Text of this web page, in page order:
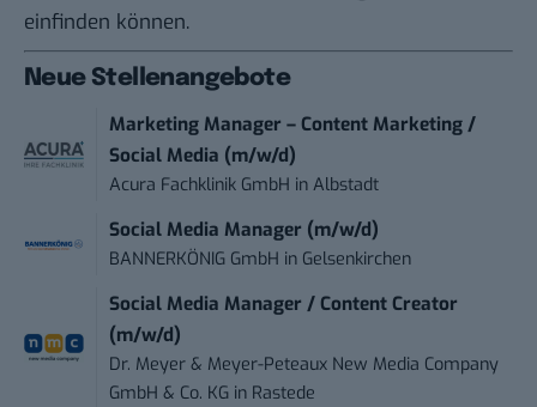
einfinden können.
Neue Stellenangebote
Marketing Manager – Content Marketing /
Social Media (m/w/d)
Acura Fachklinik GmbH in Albstadt
Social Media Manager (m/w/d)
BANNERKÖNIG GmbH in Gelsenkirchen
Social Media Manager / Content Creator
(m/w/d)
Dr. Meyer & Meyer-Peteaux New Media Company
GmbH & Co. KG in Rastede